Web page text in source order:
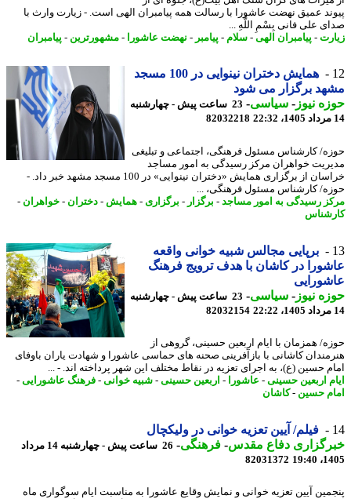
عمیق نهضت عاشورا با رسالت همه پیامبران الهی است. - زیارت وارث با
علی فانی بِسْمِ اللَّهِ ...
- پیامبران الهی -سلام-پیامبر-نهضت عاشورا-مشهورترین- پیامبران
همایش دختران نینوایی در 100 مسجد
برگزار می شود
نیوز-سیاسی-
23 ساعت پیش - چهارشنبه
82032218
کارشناس مسئول فرهنگی، اجتماعی و تبلیغی
خواهران مرکز رسیدگی به امور مساجد
خراسان از برگزاری همایش «دختران نینوایی» در 100 مسجد مشهد خبر داد. -
کارشناس مسئول فرهنگی، ...
رسیدگی به امور مساجد-برگزار - برگزاری - همایش-دختران- خواهران-
برپایی مجالس شبیه خوانی واقعه
در کاشان با هدف ترویج فرهنگ
نیوز-سیاسی-
23 ساعت پیش - چهارشنبه
82032154
همزمان با ایام اربعین حسینی، گروهی از
کاشانی با بازآفرینی صحنه های حماسی عاشورا و شهادت یاران باوفای
حسین (ع)، به اجرای تعزیه در نقاط مختلف این شهر پرداخته اند. - ...
اربعین حسینی-عاشورا-اربعین حسینی-شبیه خوانی- فرهنگ عاشورایی-
حسین-کاشان
فیلم/ آیین تعزیه خوانی در ولیکچال
دفاع مقدس-فرهنگی-
26 ساعت پیش - چهارشنبه 14 مرداد
82031372
آیین تعزیه خوانی و نمایش وقایع عاشورا به مناسبت ایام سوگواری ماه